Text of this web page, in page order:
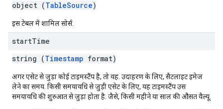
object (TableSource)
इस टेबल में शामिल सोर्स.
startTime
string (Timestamp format)
अगर एसेट से जुड़ा कोई टाइमस्टैंप है, तो वह. उदाहरण के लिए, सैटलाइट इमेज
लेने का समय. किसी समयावधि से जुड़ी एसेट के लिए, यह टाइमस्टैंप उस
समयावधि की शुरुआत से जुड़ा होता है. जैसे, किसी महीने या साल की औसत वैल्यू.